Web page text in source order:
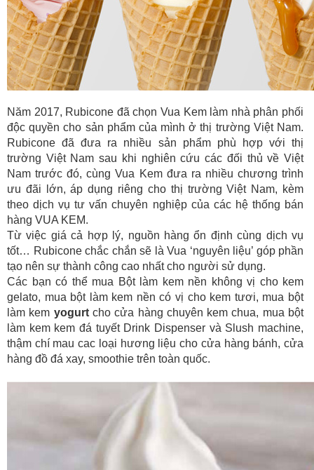
Năm 2017, Rubicone đã chọn Vua Kem làm nhà phân phối
độc quyền cho sản phẩm của mình ở thị trường Việt Nam.
Rubicone đã đưa ra nhiều sản phẩm phù hợp với thị
trường Việt Nam sau khi nghiên cứu các đối thủ về Việt
Nam trước đó, cùng Vua Kem đưa ra nhiều chương trình
ưu đãi lớn, áp dụng riêng cho thị trường Việt Nam, kèm
theo dịch vụ tư vấn chuyên nghiệp của các hệ thống bán
hàng VUA KEM.
Từ việc giá cả hợp lý, nguồn hàng ổn định cùng dịch vụ
tốt… Rubicone chắc chắn sẽ là Vua ‘nguyên liệu’ góp phần
tạo nên sự thành công cao nhất cho người sử dụng.
Các bạn có thể mua Bột làm kem nền không vị cho kem
gelato, mua bột làm kem nền có vị cho kem tươi, mua bột
làm kem yogurt cho cửa hàng chuyên kem chua, mua bột
làm kem kem đá tuyết Drink Dispenser và Slush machine,
thậm chí mau cac loại hương liệu cho cửa hàng bánh, cửa
hàng đồ đá xay, smoothie trên toàn quốc.